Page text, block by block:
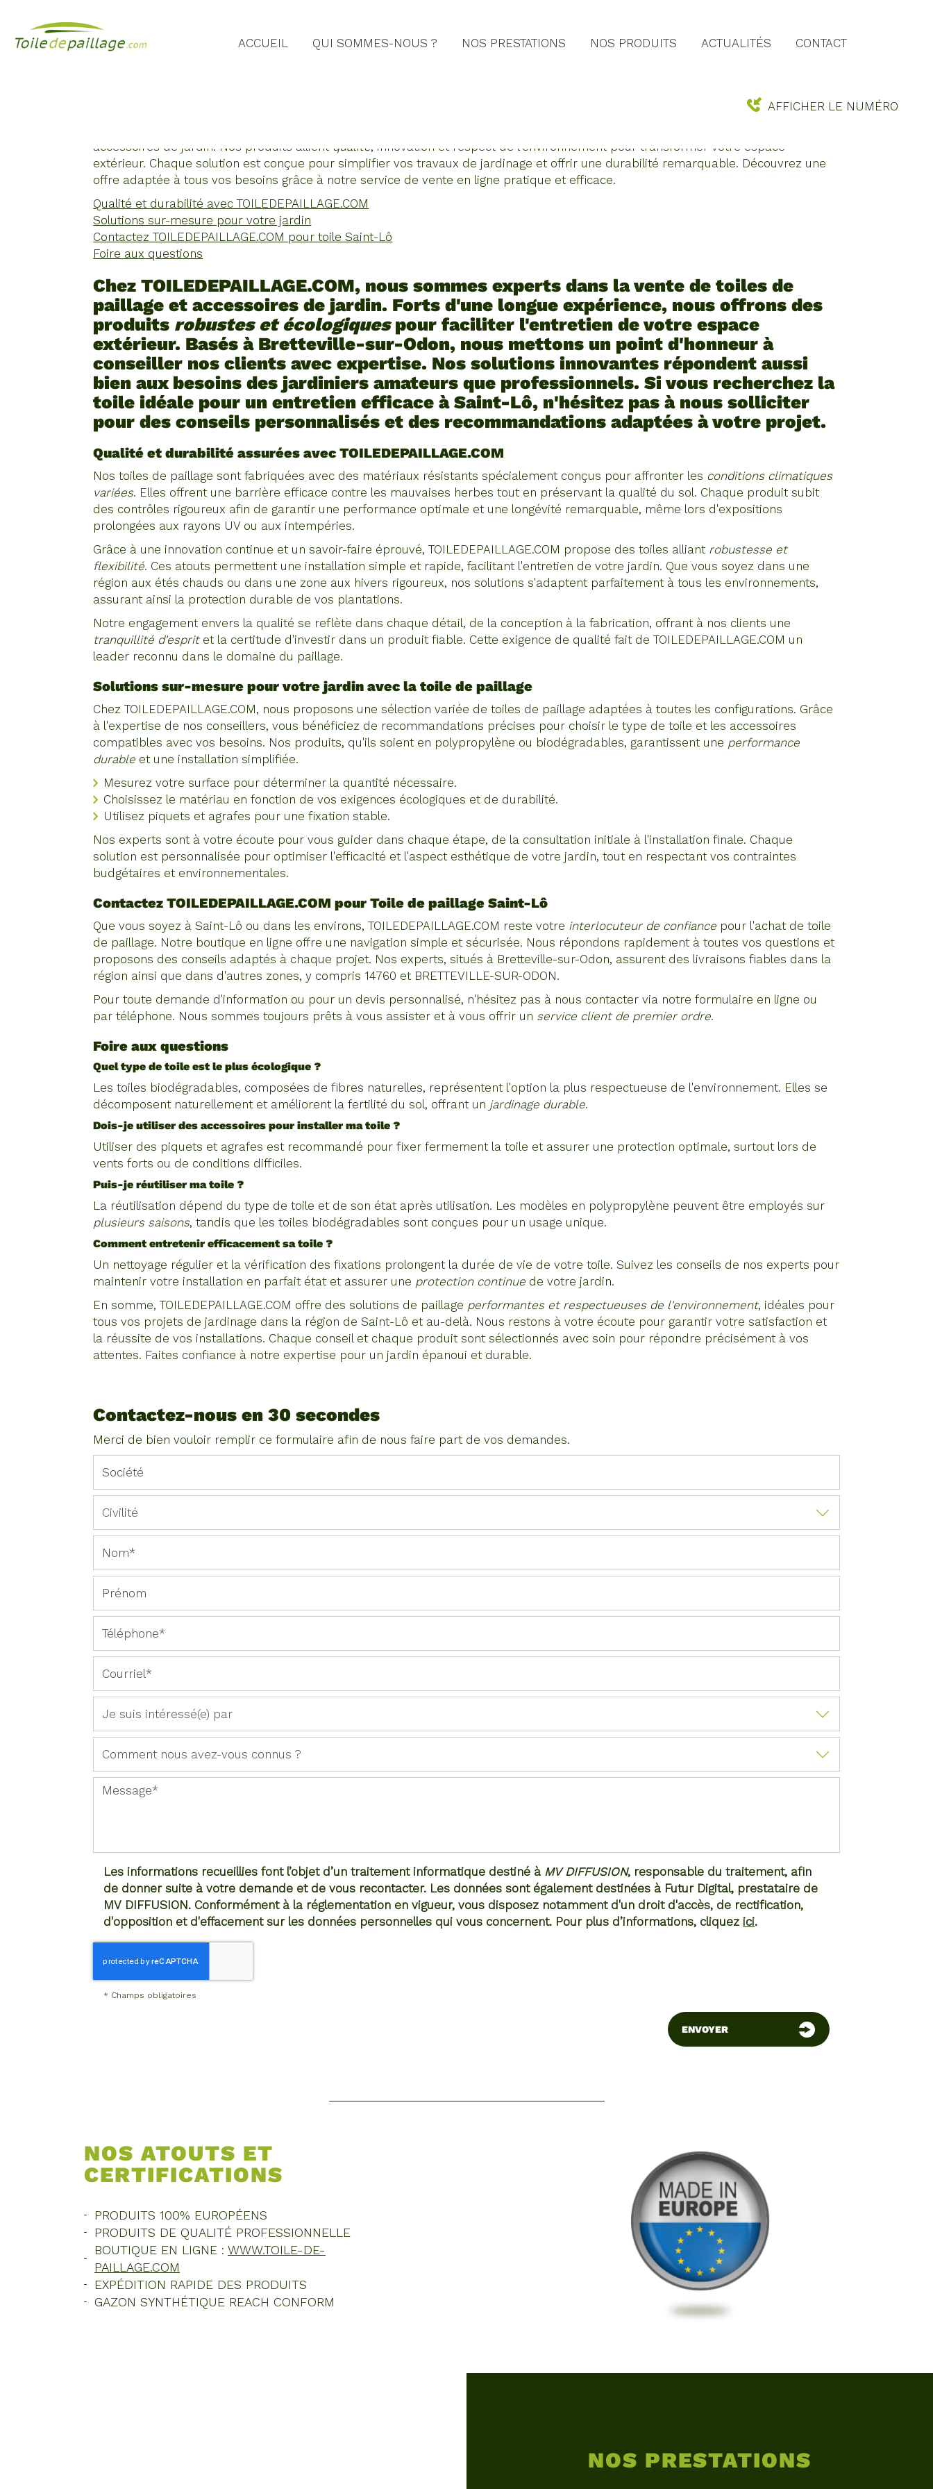
ACCUEIL QUI SOMMES-NOUS ? NOS PRESTATIONS NOS PRODUITS ACTUALITÉS CONTACT
AFFICHER LE NUMÉRO
accessoires de jardin. Nos produits allient qualité, innovation et respect de l'environnement pour transformer votre espace
extérieur. Chaque solution est conçue pour simplifier vos travaux de jardinage et offrir une durabilité remarquable. Découvrez une
offre adaptée à tous vos besoins grâce à notre service de vente en ligne pratique et efficace.
Qualité et durabilité avec TOILEDEPAILLAGE.COM
Solutions sur-mesure pour votre jardin
Contactez TOILEDEPAILLAGE.COM pour toile Saint-Lô
Foire aux questions
Chez TOILEDEPAILLAGE.COM, nous sommes experts dans la vente de toiles de
paillage et accessoires de jardin. Forts d'une longue expérience, nous offrons des
produits robustes et écologiquespour faciliter l'entretien de votre espace
extérieur. Basés à Bretteville-sur-Odon, nous mettons un point d'honneur à
conseiller nos clients avec expertise. Nos solutions innovantes répondent aussi
bien aux besoins des jardiniers amateurs que professionnels. Si vous recherchez la
toile idéale pour un entretien efficace à Saint-Lô, n'hésitez pas à nous solliciter
pour des conseils personnalisés et des recommandations adaptées à votre projet.
Qualité et durabilité assurées avec TOILEDEPAILLAGE.COM
Nos toiles de paillage sont fabriquées avec des matériaux résistants spécialement conçus pour affronter les conditions climatiques
variées. Elles offrent une barrière efficace contre les mauvaises herbes tout en préservant la qualité du sol. Chaque produit subit
des contrôles rigoureux afin de garantir une performance optimale et une longévité remarquable, même lors d'expositions
prolongées aux rayons UV ou aux intempéries.
Grâce à une innovation continue et un savoir-faire éprouvé, TOILEDEPAILLAGE.COM propose des toiles alliant robustesse et
flexibilité. Ces atouts permettent une installation simple et rapide, facilitant l'entretien de votre jardin. Que vous soyez dans une
région aux étés chauds ou dans une zone aux hivers rigoureux, nos solutions s'adaptent parfaitement à tous les environnements,
assurant ainsi la protection durable de vos plantations.
Notre engagement envers la qualité se reflète dans chaque détail, de la conception à la fabrication, offrant à nos clients une
tranquillité d'espritet la certitude d'investir dans un produit fiable. Cette exigence de qualité fait de TOILEDEPAILLAGE.COM un
leader reconnu dans le domaine du paillage.
Solutions sur-mesure pour votre jardin avec la toile de paillage
Chez TOILEDEPAILLAGE.COM, nous proposons une sélection variée de toiles de paillage adaptées à toutes les configurations. Grâce
à l'expertise de nos conseillers, vous bénéficiez de recommandations précises pour choisir le type de toile et les accessoires
compatibles avec vos besoins. Nos produits, qu'ils soient en polypropylène ou biodégradables, garantissent une performance
durable et une installation simplifiée.
Mesurez votre surface pour déterminer la quantité nécessaire.
Choisissez le matériau en fonction de vos exigences écologiques et de durabilité.
Utilisez piquets et agrafes pour une fixation stable.
Nos experts sont à votre écoute pour vous guider dans chaque étape, de la consultation initiale à l'installation finale. Chaque
solution est personnalisée pour optimiser l'efficacité et l'aspect esthétique de votre jardin, tout en respectant vos contraintes
budgétaires et environnementales.
Contactez TOILEDEPAILLAGE.COM pourToile de paillage Saint-Lô
Que vous soyez à Saint-Lô ou dans les environs, TOILEDEPAILLAGE.COM reste votre interlocuteur de confiance pour l'achat de toile
de paillage. Notre boutique en ligne offre une navigation simple et sécurisée. Nous répondons rapidement à toutes vos questions et
proposons des conseils adaptés à chaque projet. Nos experts, situés à Bretteville-sur-Odon, assurent des livraisons fiables dans la
région ainsi que dans d'autres zones, y compris 14760 et BRETTEVILLE-SUR-ODON.
Pour toute demande d'information ou pour un devis personnalisé, n'hésitez pas à nous contacter via notre formulaire en ligne ou
par téléphone. Nous sommes toujours prêts à vous assister et à vous offrir un service client de premier ordre.
Foire aux questions
Quel type de toile est le plus écologique ?
Les toiles biodégradables, composées de fibres naturelles, représentent l'option la plus respectueuse de l'environnement. Elles se
décomposent naturellement et améliorent la fertilité du sol, offrant un jardinage durable.
Dois-je utiliser des accessoires pour installer ma toile ?
Utiliser des piquets et agrafes est recommandé pour fixer fermement la toile et assurer une protection optimale, surtout lors de
vents forts ou de conditions difficiles.
Puis-je réutiliser ma toile ?
La réutilisation dépend du type de toile et de son état après utilisation. Les modèles en polypropylène peuvent être employés sur
plusieurs saisons, tandis que les toiles biodégradables sont conçues pour un usage unique.
Comment entretenir efficacement sa toile ?
Un nettoyage régulier et la vérification des fixations prolongent la durée de vie de votre toile. Suivez les conseils de nos experts pour
maintenir votre installation en parfait état et assurer une protection continue de votre jardin.
En somme, TOILEDEPAILLAGE.COM offre des solutions de paillage performantes et respectueuses de l'environnement, idéales pour
tous vos projets de jardinage dans la région de Saint-Lô et au-delà. Nous restons à votre écoute pour garantir votre satisfaction et
la réussite de vos installations. Chaque conseil et chaque produit sont sélectionnés avec soin pour répondre précisément à vos
attentes. Faites confiance à notre expertise pour un jardin épanoui et durable.
Contactez-nous en 30 secondes
Merci de bien vouloir remplir ce formulaire afin de nous faire part de vos demandes.
Les informations recueillies font l’objet d’un traitement informatique destiné à MV DIFFUSION, responsable du traitement, afin
de donner suite à votre demande et de vous recontacter. Les données sont également destinées à Futur Digital, prestataire de
MV DIFFUSION. Conformément à la réglementation en vigueur, vous disposez notamment d'un droit d'accès, de rectification,
d'opposition et d'effacement sur les données personnelles qui vous concernent. Pour plus d’informations, cliquez ici.
* Champs obligatoires
NOS ATOUTS ET
CERTIFICATIONS
PRODUITS 100% EUROPÉENS
PRODUITS DE QUALITÉ PROFESSIONNELLE
BOUTIQUE EN LIGNE : WWW.TOILE-DE-
PAILLAGE.COM
EXPÉDITION RAPIDE DES PRODUITS
GAZON SYNTHÉTIQUE REACH CONFORM
NOS PRESTATIONS